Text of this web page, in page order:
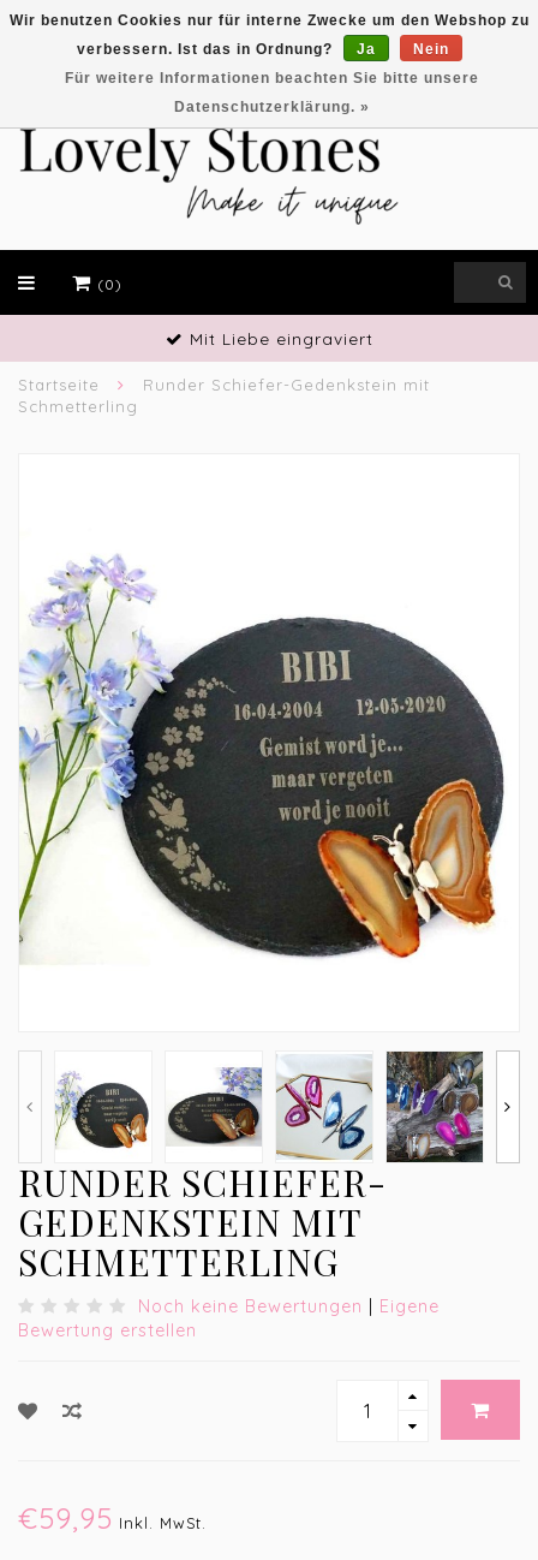
EUR
(0)
Handwerkliches Geschick
Startseite
Runder Schiefer-Gedenkstein mit
Schmetterling
RUNDER SCHIEFER-
GEDENKSTEIN MIT
SCHMETTERLING
Noch keine Bewertungen | Eigene
Bewertung erstellen
€59,95 Inkl. MwSt.
Wir benutzen Cookies nur für interne Zwecke um den Webshop zu
verbessern. Ist das in Ordnung?
Ja
Nein
Für weitere Informationen beachten Sie bitte unsere
Datenschutzerklärung. »